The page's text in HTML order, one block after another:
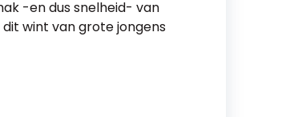
-en dus snelheid- van
wint van grote jongens